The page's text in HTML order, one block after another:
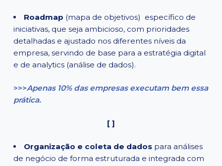
Roadmap (mapa de objetivos) específico de
iniciativas, que seja ambicioso, com prioridades
detalhadas e ajustado nos diferentes níveis da
empresa, servindo de base para a estratégia digital
e de analytics (análise de dados).
>>>Apenas 10% das empresas executam bem essa
prática.
[ ]
Organização e coleta de dados para análises
de negócio de forma estruturada e integrada com